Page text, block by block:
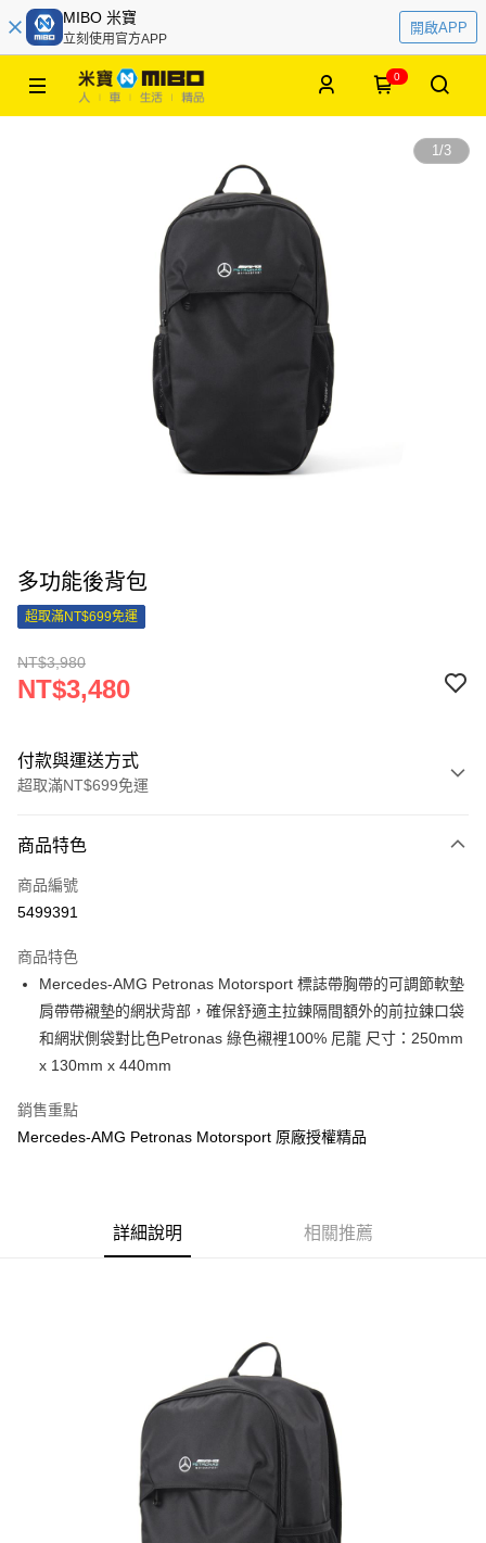
MIBO 米寶
立刻使用官方APP
開啟APP
0
1/3
多功能後背包
超取滿NT$699免運
NT$3,980
NT$3,480
付款與運送方式
超取滿NT$699免運
信用卡一次付款
信用卡分期付款
合作金庫商業銀行
華南商業銀行
彰化商業銀行
上海商業儲蓄銀行
台北富邦商業銀行
國泰世華商業銀行
兆豐國際商業銀行
臺灣中小企業銀行
聯邦商業銀行
永豐商業銀行
LINE Pay
悠遊付
每筆NT$60，滿NT$699(含以上)免運費
線上付款後全家取貨
每筆NT$60，滿NT$699(含以上)免運費
每筆NT$60，滿NT$699(含以上)免運費
商品特色
商品編號
5499391
商品特色
Mercedes-AMG Petronas Motorsport 標誌帶胸帶的可調節軟墊
肩帶帶襯墊的網狀背部，確保舒適主拉鍊隔間額外的前拉鍊口袋
和網狀側袋對比色Petronas 綠色襯裡100% 尼龍 尺寸：250mm
x 130mm x 440mm
銷售重點
Mercedes-AMG Petronas Motorsport 原廠授權精品
詳細說明 相關推薦